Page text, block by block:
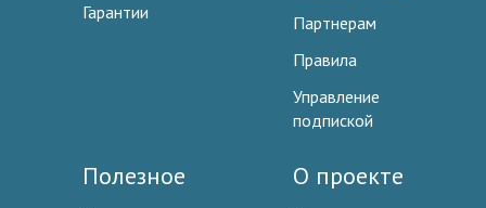
Гарантии
Партнерам
Правила
Управление
подпиской
Полезное О проекте